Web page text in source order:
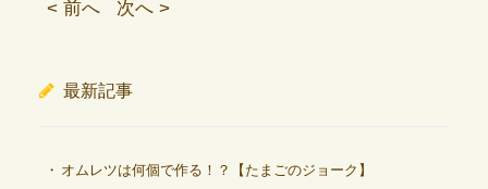
< 前へ 次へ >
最新記事
オムレツは何個で作る！？【たまごのジョーク】